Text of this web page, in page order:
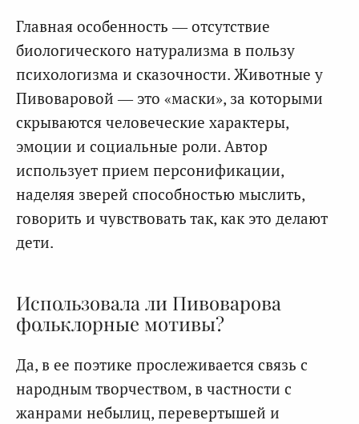
Главная особенность — отсутствие
биологического натурализма в пользу
психологизма и сказочности. Животные у
Пивоваровой — это «маски», за которыми
скрываются человеческие характеры,
эмоции и социальные роли. Автор
использует прием персонификации,
наделяя зверей способностью мыслить,
говорить и чувствовать так, как это делают
дети.
Использовала ли Пивоварова
фольклорные мотивы?
Да, в ее поэтике прослеживается связь с
народным творчеством, в частности с
жанрами небылиц, перевертышей и